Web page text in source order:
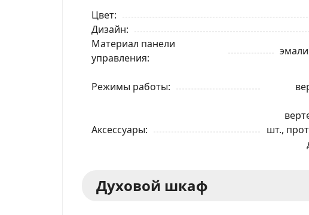
Цвет
Дизайн
Материал панели
управления
Режимы работы
Аксессуары
шт.,
Духовой шкаф